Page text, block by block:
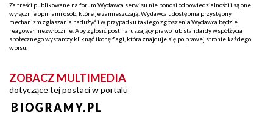
Za treści publikowane na forum Wydawca serwisu nie ponosi odpowiedzialności i są one
wyłącznie opiniami osób, które je zamieszczają. Wydawca udostępnia przystępny
mechanizm zgłaszania nadużyć i w przypadku takiego zgłoszenia Wydawca będzie
reagował niezwłocznie. Aby zgłosić post naruszający prawo lub standardy współżycia
społecznego wystarczy kliknąć ikonę flagi, która znajduje się po prawej stronie każdego
wpisu.
ZOBACZ MULTIMEDIA
dotyczące tej postaci w portalu